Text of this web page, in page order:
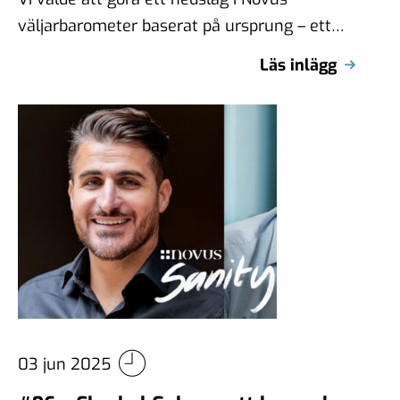
väljarbarometer baserat på ursprung – ett
Läs inlägg
03 jun 2025